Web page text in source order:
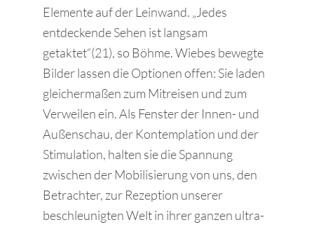
Elemente auf der Leinwand. „Jedes
entdeckende Sehen ist langsam
getaktet“(21), so Böhme. Wiebes bewegte
Bilder lassen die Optionen offen: Sie laden
gleichermaßen zum Mitreisen und zum
Verweilen ein. Als Fenster der Innen- und
Außenschau, der Kontemplation und der
Stimulation, halten sie die Spannung
zwischen der Mobilisierung von uns, den
Betrachter, zur Rezeption unserer
beschleunigten Welt in ihrer ganzen ultra-